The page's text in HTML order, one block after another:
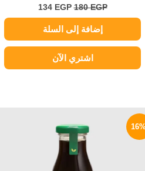
180EGP
134 EGP
إضافة إلى السلة
اشتري الآن
الأصلي
هو:
250 EGP.